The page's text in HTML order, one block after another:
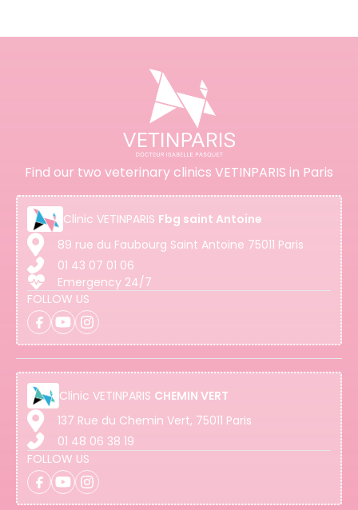
Find our two veterinary clinics VETINPARIS in Paris
Clinic VETINPARIS Fbg saint Antoine
89 rue du Faubourg Saint Antoine 75011 Paris
01 43 07 01 06
Emergency 24/7
FOLLOW US
Clinic VETINPARIS CHEMIN VERT
137 Rue du Chemin Vert, 75011 Paris
01 48 06 38 19
FOLLOW US